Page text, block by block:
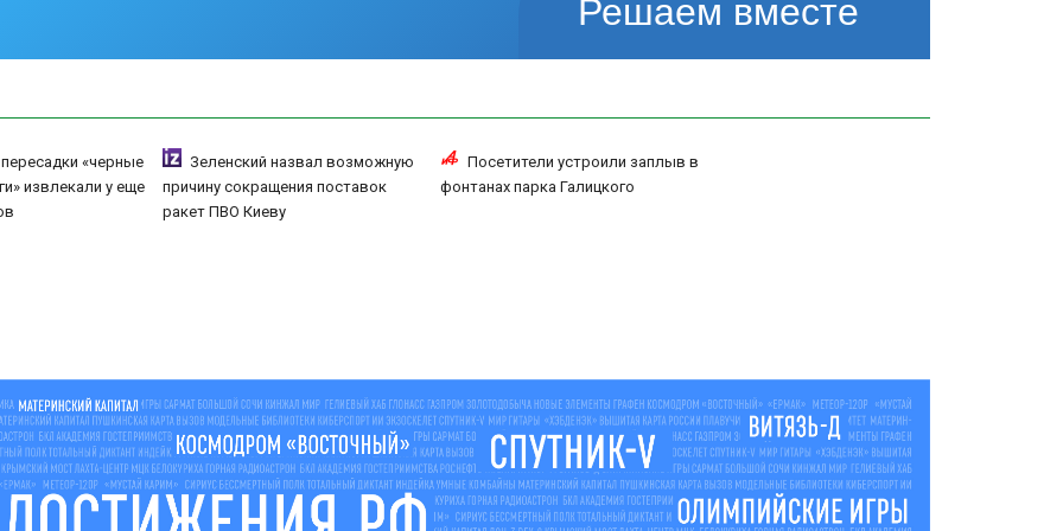
Решаем вместе
«черные
извлекали у еще
Зеленский назвал возможную
причину сокращения поставок
ракет ПВО Киеву
Посетители устроили заплыв в
фонтанах парка Галицкого